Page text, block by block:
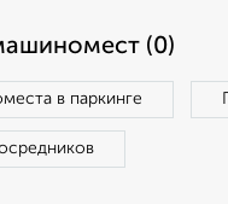
(0)
в паркинге